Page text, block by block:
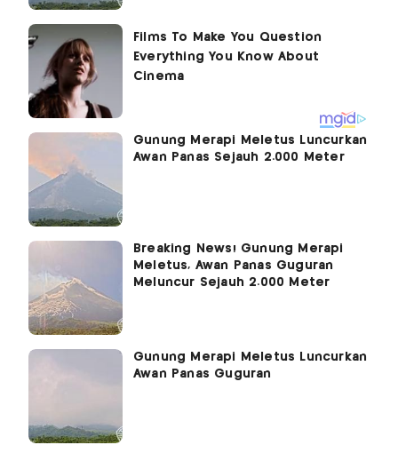
Gunung Merapi Meletus Luncurkan
Awan Panas Sejauh 2.000 Meter
Breaking News! Gunung Merapi
Meletus, Awan Panas Guguran
Meluncur Sejauh 2.000 Meter
Gunung Merapi Meletus Luncurkan
Awan Panas Guguran